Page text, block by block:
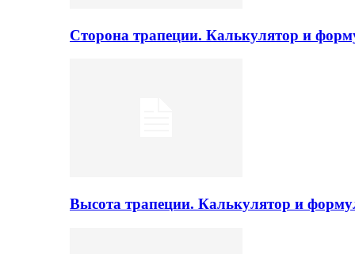
Сторона трапеции. Калькулятор и
Высота трапеции. Калькулятор и